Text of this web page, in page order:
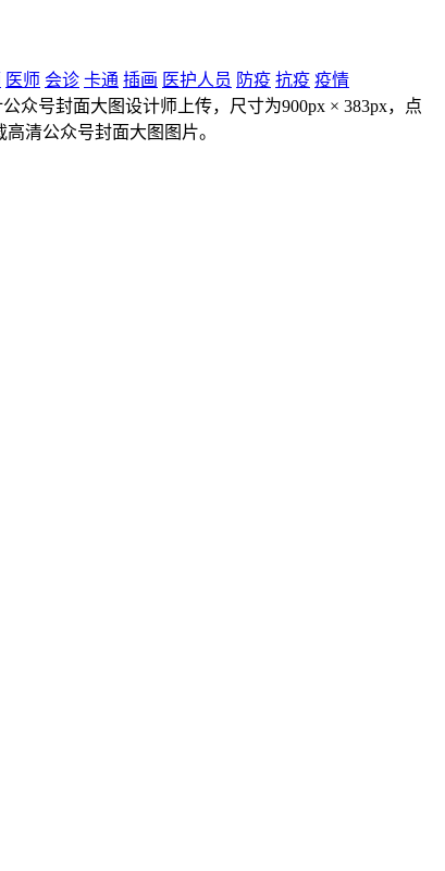
医师 会诊 卡通 插画 医护人员 防疫 抗疫 疫情
众号封面大图设计师上传，尺寸为900px × 383px，点
清公众号封面大图图片。